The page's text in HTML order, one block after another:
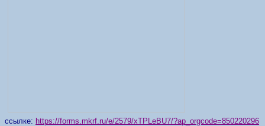
ссылке: https://forms.mkrf.ru/e/2579/xTPLeBU7/?ap_orgcode=850220296